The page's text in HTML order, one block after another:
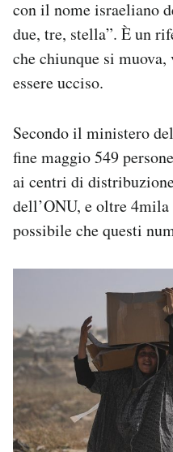
con il nome israeliano
due, tre, stella”. È un
che chiunque si
essere ucciso.
Secondo il ministero
fine maggio 549
ai centri di
dell’ONU, e oltre
possibile che questi